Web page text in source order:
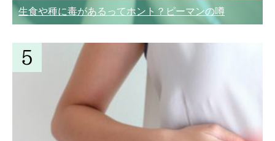
生食や種に毒があるってホント？ピーマンの噂